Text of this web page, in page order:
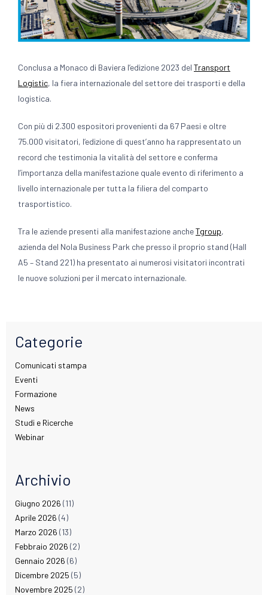
Conclusa a Monaco di Baviera l’edizione 2023 del Transport
Logistic, la fiera internazionale del settore dei trasporti e della
logistica.
Con più di 2.300 espositori provenienti da 67 Paesi e oltre
75.000 visitatori, l’edizione di quest’anno ha rappresentato un
record che testimonia la vitalità del settore e conferma
l’importanza della manifestazione quale evento di riferimento a
livello internazionale per tutta la filiera del comparto
trasportistico.
Tra le aziende presenti alla manifestazione ancheTgroup,
azienda del Nola Business Park che presso il proprio stand (Hall
A5 – Stand 221) ha presentato ai numerosi visitatori incontrati
le nuove soluzioni per il mercato internazionale.
Categorie
Comunicati stampa
Eventi
Formazione
News
Studi e Ricerche
Webinar
Archivio
Giugno 2026 (11)
Aprile 2026 (4)
Marzo 2026 (13)
Febbraio 2026 (2)
Gennaio 2026 (6)
Dicembre 2025 (5)
Novembre 2025 (2)